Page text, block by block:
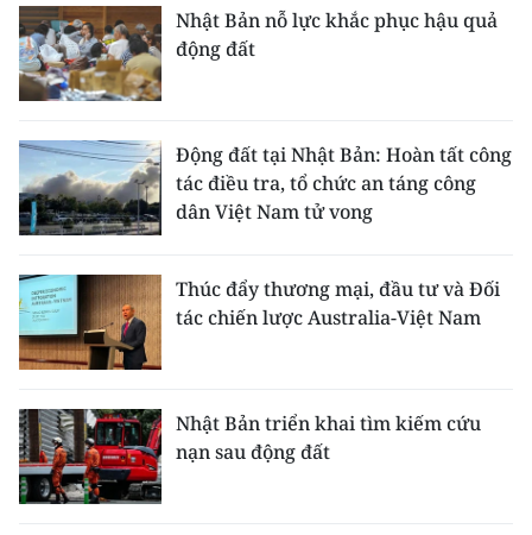
Nhật Bản nỗ lực khắc phục hậu quả
động đất
Động đất tại Nhật Bản: Hoàn tất công
tác điều tra, tổ chức an táng công
dân Việt Nam tử vong
Thúc đẩy thương mại, đầu tư và Đối
tác chiến lược Australia-Việt Nam
Nhật Bản triển khai tìm kiếm cứu
nạn sau động đất